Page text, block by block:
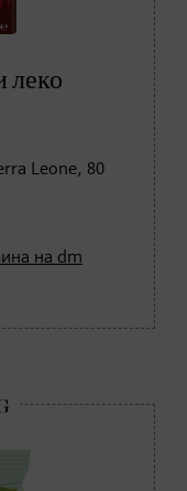
леко
Leone, 80
на dm